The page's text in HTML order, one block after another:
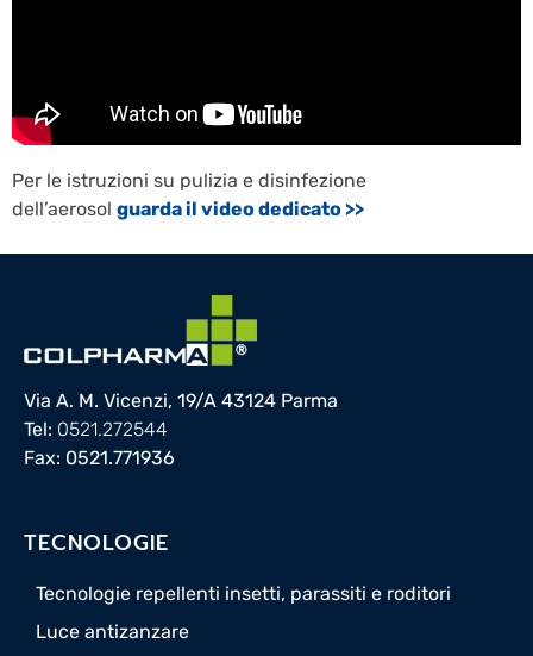
Per le istruzioni su pulizia e disinfezione
dell’aerosol guarda il video dedicato >>
Via A. M. Vicenzi, 19/A 43124 Parma
Tel: 0521.272544
Fax: 0521.771936
TECNOLOGIE
Tecnologie repellenti insetti, parassiti e roditori
Luce antizanzare